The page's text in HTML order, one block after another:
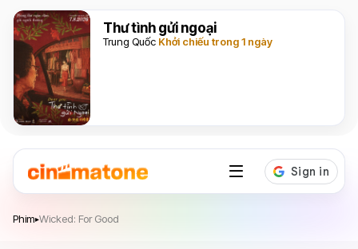
Thư tình gửi ngoại
Trung Quốc Khởi chiếu trong 1 ngày
Phim▸Wicked: For Good